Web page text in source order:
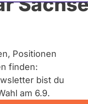
Positionen
finden:
bist du
am 6.9.